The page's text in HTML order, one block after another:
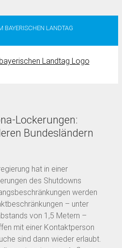
BAYERISCHEN LANDTAG
Lockerungen:
Bundesländern
hat in einer
des Shutdowns
werden
– unter
von 1,5 Metern –
mit einer Kontaktperson
sind dann wieder erlaubt.